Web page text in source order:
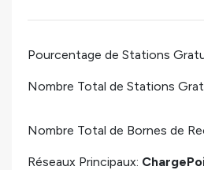
Pourcentage de Stations
Nombre Total de Stations
Nombre Total de Bornes de
Réseaux Principaux: